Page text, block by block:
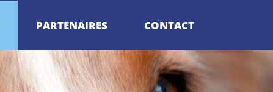
PARTENAIRES CONTACT